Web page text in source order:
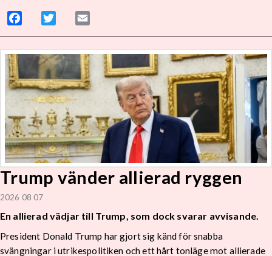
Facebook Twitter
Trump vänder allierad ryggen
2026 08 07
En allierad vädjar till Trump, som dock svarar avvisande.
President Donald Trump har gjort sig känd för snabba
svängningar i utrikespolitiken och ett hårt tonläge mot allierade